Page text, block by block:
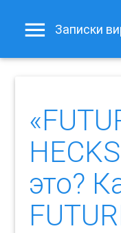
Записки
это?